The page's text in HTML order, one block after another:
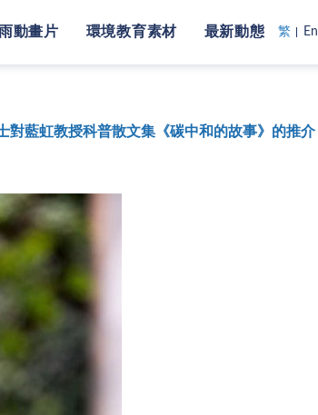
動畫片 環境教育素材 最新動態 繁 En
對藍虹教授科普散文集《碳中和的故事》的推介